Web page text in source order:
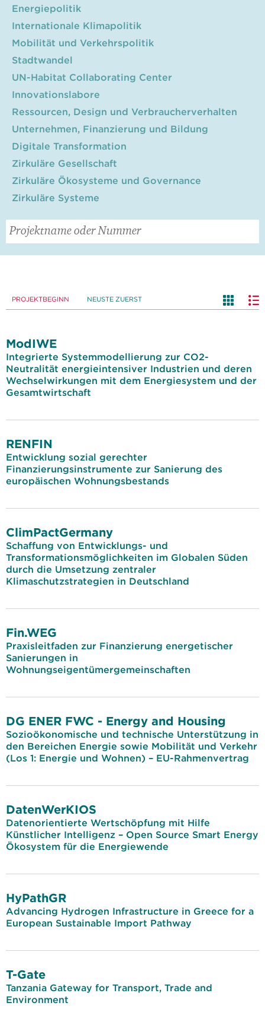
Energiepolitik
Internationale Klimapolitik
Mobilität und Verkehrspolitik
Stadtwandel
UN-Habitat Collaborating Center
Innovationslabore
Ressourcen, Design und Verbraucherverhalten
Unternehmen, Finanzierung und Bildung
Digitale Transformation
Zirkuläre Gesellschaft
Zirkuläre Ökosysteme und Governance
Zirkuläre Systeme
PROJEKTBEGINN NEUSTE ZUERST
ModIWE
Integrierte Systemmodellierung zur CO2-
Neutralität energieintensiver Industrien und deren
Wechselwirkungen mit dem Energiesystem und der
Gesamtwirtschaft
RENFIN
Entwicklung sozial gerechter
Finanzierungsinstrumente zur Sanierung des
europäischen Wohnungsbestands
ClimPactGermany
Schaffung von Entwicklungs- und
Transformationsmöglichkeiten im Globalen Süden
durch die Umsetzung zentraler
Klimaschutzstrategien in Deutschland
Fin.WEG
Praxisleitfaden zur Finanzierung energetischer
Sanierungen in
Wohnungseigentümergemeinschaften
DG ENER FWC - Energy and Housing
Sozioökonomische und technische Unterstützung in
den Bereichen Energie sowie Mobilität und Verkehr
(Los 1: Energie und Wohnen) – EU-Rahmenvertrag
DatenWerKIOS
Datenorientierte Wertschöpfung mit Hilfe
Künstlicher Intelligenz – Open Source Smart Energy
Ökosystem für die Energiewende
HyPathGR
Advancing Hydrogen Infrastructure in Greece for a
European Sustainable Import Pathway
T-Gate
Tanzania Gateway for Transport, Trade and
Environment